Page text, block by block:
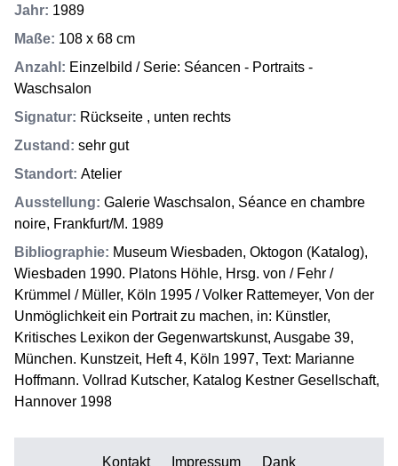
Jahr: 1989
Maße: 108 x 68 cm
Anzahl : Einzelbild / Serie: Séancen - Portraits -
Waschsalon
Signatur: Rückseite , unten rechts
Zustand : sehr gut
Standort: Atelier
Ausstellung: Galerie Waschsalon, Séance en chambre
noire, Frankfurt/M. 1989
Bibliographie: Museum Wiesbaden, Oktogon (Katalog),
Wiesbaden 1990. Platons Höhle, Hrsg. von / Fehr /
Krümmel / Müller, Köln 1995 / Volker Rattemeyer, Von der
Unmöglichkeit ein Portrait zu machen, in: Künstler,
Kritisches Lexikon der Gegenwartskunst, Ausgabe 39,
München. Kunstzeit, Heft 4, Köln 1997, Text: Marianne
Hoffmann. Vollrad Kutscher, Katalog Kestner Gesellschaft,
Hannover 1998
Kontakt Impressum Dank